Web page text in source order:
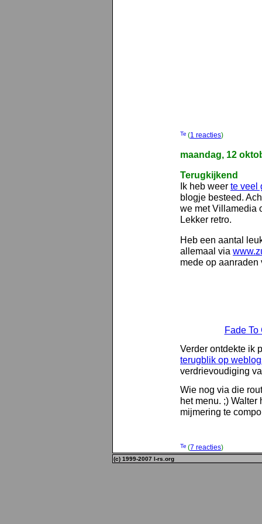
(1 reacties)
maandag, 12
Terugkijkend
Ik heb weer te veel
blogje besteed.
we met Villamedia
Lekker retro.
Heb een aantal
allemaal via
mede op
Fade To
Verder ontdekte ik
terugblik op
verdrievoudiging
Wie nog via die
het menu. ;)
mijmering te
(7 reacties)
(c) 1999-2007 l-rs.org